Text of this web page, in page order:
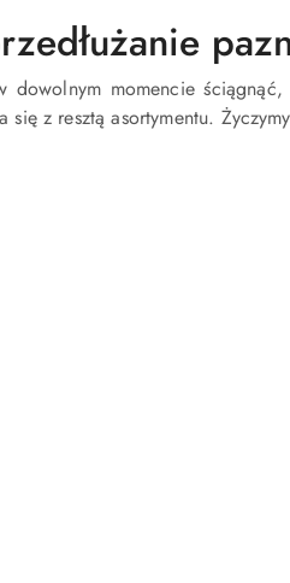
momencie
z resztą asortymentu.